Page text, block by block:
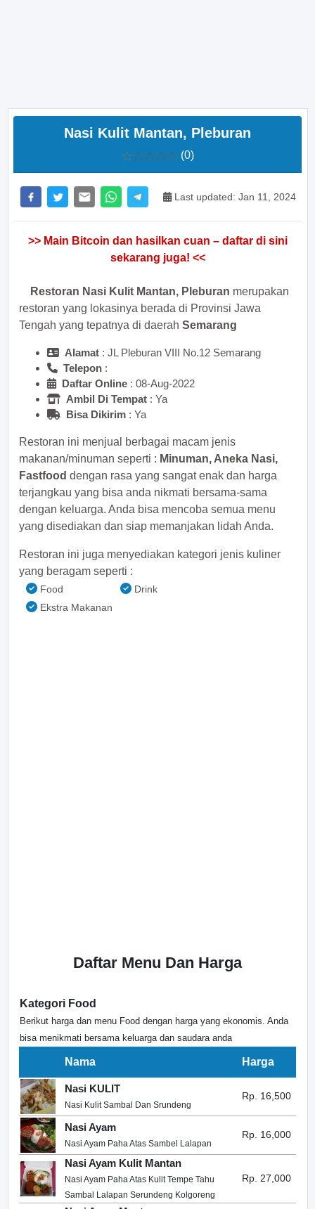
Nasi Kulit Mantan, Pleburan
(0)
Last updated: Jan 11, 2024
Restoran Nasi Kulit Mantan, Pleburan merupakan
restoran yang lokasinya berada di Provinsi Jawa
Tengah yang tepatnya di daerah Semarang
Alamat : JL Pleburan VIII No.12 Semarang
Telepon :
Daftar Online : 08-Aug-2022
Ambil Di Tempat : Ya
Bisa Dikirim : Ya
Restoran ini menjual berbagai macam jenis
makanan/minuman seperti : Minuman, Aneka Nasi,
Fastfood dengan rasa yang sangat enak dan harga
terjangkau yang bisa anda nikmati bersama-sama
dengan keluarga. Anda bisa mencoba semua menu
yang disediakan dan siap memanjakan lidah Anda.
Restoran ini juga menyediakan kategori jenis kuliner
yang beragam seperti :
Food
Drink
Ekstra Makanan
Daftar Menu Dan Harga
Kategori Food
Berikut harga dan menu Food dengan harga yang ekonomis. Anda
bisa menikmati bersama keluarga dan saudara anda
Nama Harga
Nasi KULIT
Nasi Kulit Sambal Dan Srundeng
Rp. 16,500
Nasi Ayam
Nasi Ayam Paha Atas Sambel Lalapan
Rp. 16,000
Nasi Ayam Kulit Mantan
Nasi Ayam Paha Atas Kulit Tempe Tahu
Sambal Lalapan Serundeng Kolgoreng
Rp. 27,000